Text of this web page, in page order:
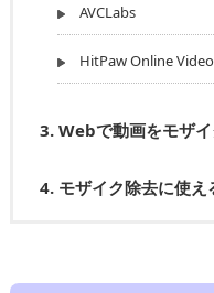
AVCLabs
HitPaw Online
3. Webで動画をモザ
4. モザイク除去に使え